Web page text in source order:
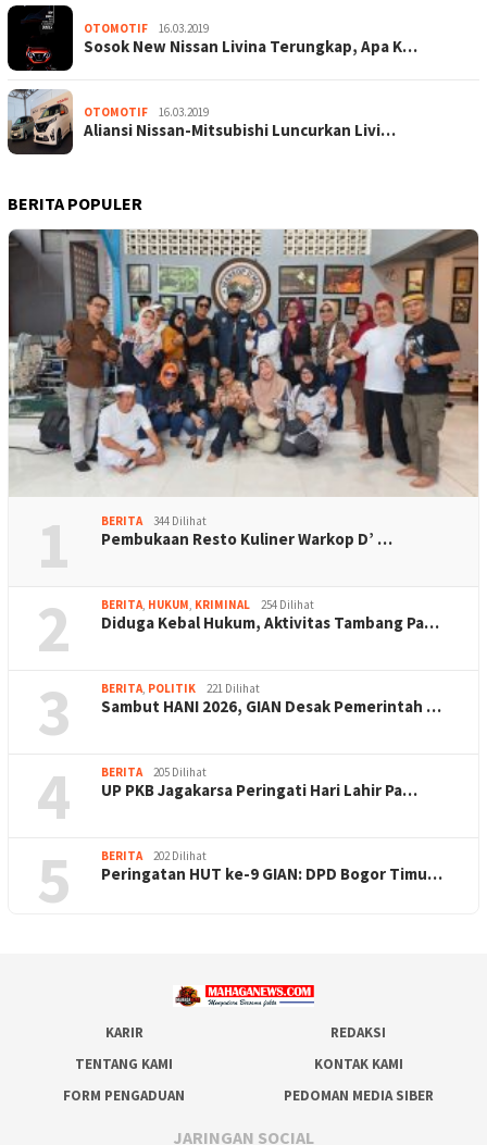
OTOMOTIF 16.03.2019
Sosok New Nissan Livina Terungkap, Apa K…
OTOMOTIF 16.03.2019
Aliansi Nissan-Mitsubishi Luncurkan Livi…
BERITA POPULER
1 BERITA 344 Dilihat
Pembukaan Resto Kuliner Warkop D’ …
2 BERITA HUKUM KRIMINAL 254 Dilihat
Diduga Kebal Hukum, Aktivitas Tambang Pa…
3 BERITA POLITIK 221 Dilihat
Sambut HANI 2026, GIAN Desak Pemerintah …
4 BERITA 205 Dilihat
UP PKB Jagakarsa Peringati Hari Lahir Pa…
5 BERITA 202 Dilihat
Peringatan HUT ke-9 GIAN: DPD Bogor Timu…
KARIR
REDAKSI
TENTANG KAMI
KONTAK KAMI
FORM PENGADUAN
PEDOMAN MEDIA SIBER
JARINGAN SOCIAL